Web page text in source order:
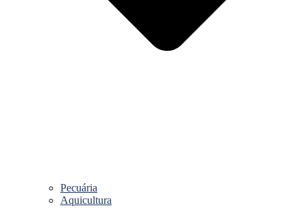
Pecuária
Aquicultura